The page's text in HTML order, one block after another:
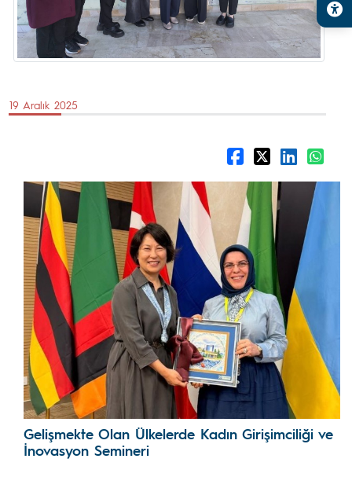
19 Aralık 2025
Gelişmekte Olan Ülkelerde Kadın Girişimciliği ve
İnovasyon Semineri